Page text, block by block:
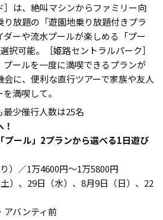
］は、絶叫マシンからファミリー向
放題の「遊園地乗り放題付きプラ
ダーや流水プールが楽しめる「プー
択可能。［姫路セントラルパーク］
プールを一度に満喫できるプランが
に、便利な直行ツアーで家族や友人
満喫して。
少催行人数は25名
プール」2プランから選べる1日遊び
）／1万4600円〜1万5800円
）、29日（水）、8月9日（日）、22
アバンティ前